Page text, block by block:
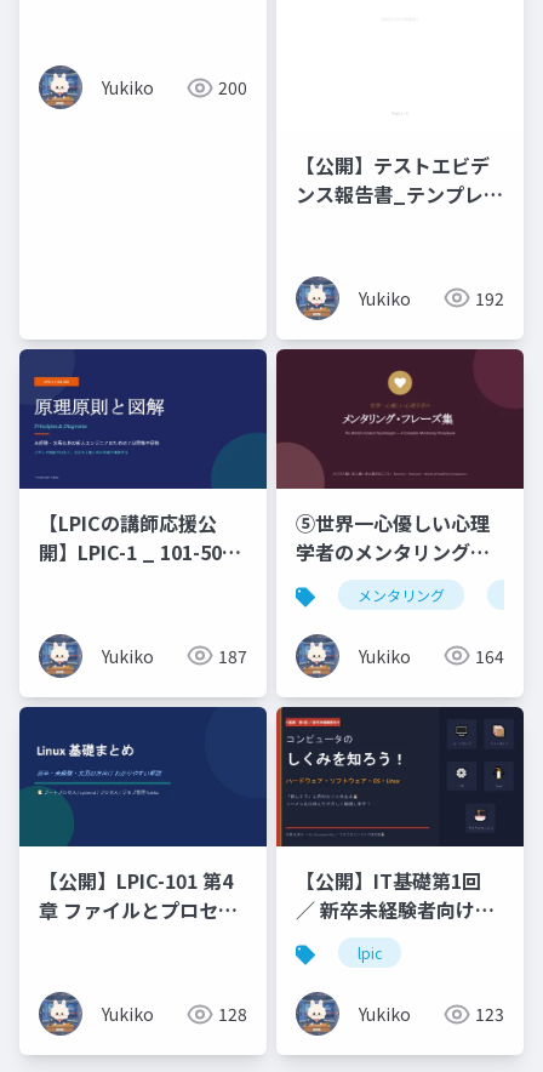
Yukiko 200
【公開】テストエビデ
ンス報告書_テンプレー
Yukiko 192
【LPICの講師応援公
開】LPIC-1 _ 101-500
ンジニアのための 7 日
間集中研修）コマンド
暗記ではなく、なぜそ
する編
Yukiko 187
⑤世界一心優しい心理
学者のメンタリング・
フレーズ集ビジネス編
× 恋人編 × 浄土真宗の
こころ _ Business ・
Romance ・ Words of
Buddhist
Compassion
メンタリング
Yukiko 164
【公開】LPIC-101 第4
章 ファイルとプロセス
Yukiko 128
【公開】IT基礎第1回
／ 新卒未経験者向けコ
ンピュータのしくみを
知ろう！ハードウェ
ア・ソフトウェア・
OS・Linux「難しそ
う」と思わなくて大丈
lpic
Yukiko 123